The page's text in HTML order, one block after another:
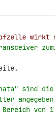
wirkt
sind
von